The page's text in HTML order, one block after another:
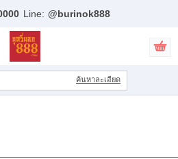
สมัครสมาชิก
Line: @burinok888
ค้นหาละเอียด